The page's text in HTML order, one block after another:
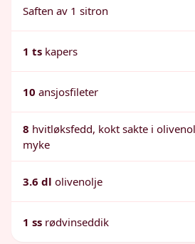
Saften av 1 sitron
1 ts kapers
10 ansjosfileter
8 hvitløksfedd, kokt sakte i
myke
3.6 dl olivenolje
1 ss rødvinseddik